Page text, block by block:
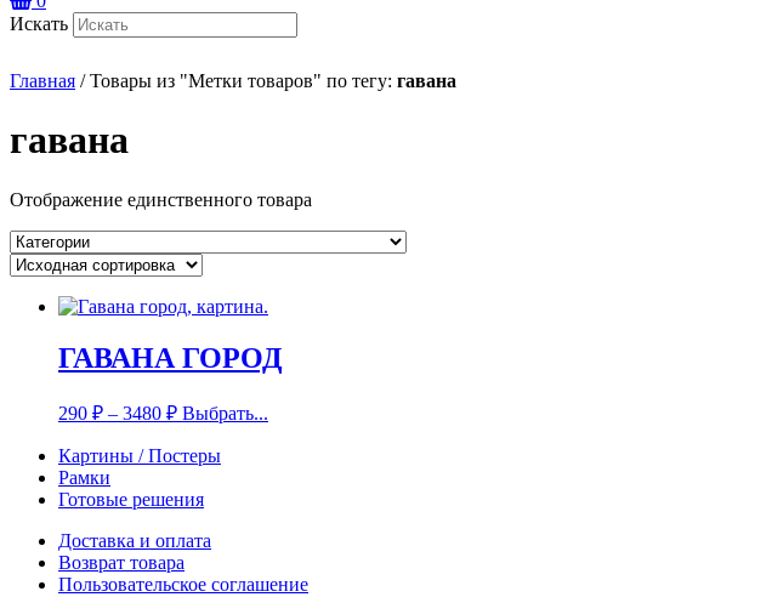
Искать
Главная /Товары из "Метки товаров" по тегу: гавана
гавана
Отображение единственного товара
ГАВАНА ГОРОД
290 ₽ – 3480 ₽ Выбрать...
Картины / Постеры
Рамки
Готовые решения
Доставка и оплата
Возврат товара
Пользовательское соглашение